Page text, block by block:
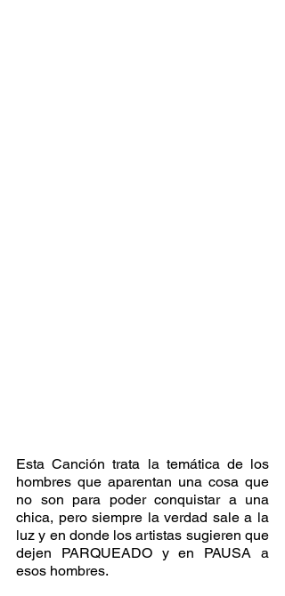
Esta Canción trata la temática de los
hombres que aparentan una cosa que
no son para poder conquistar a una
chica, pero siempre la verdad sale a la
luz y en donde los artistas sugieren que
dejen PARQUEADO y en PAUSA a
esos hombres.